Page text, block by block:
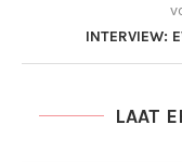
INTERVIEW:
LAAT